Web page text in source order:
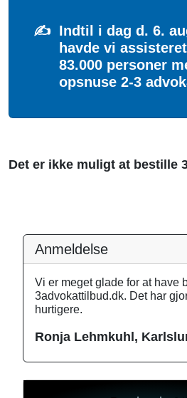
✍️ Indtil i dag d. 6.
havde vi
83.000 personer
opsnuse 2-3
Det er ikke muligt at bestille
Anmeldelse
Vi er meget glade for at have
3advokattilbud.dk. Det har
hurtigere.
Ronja Lehmkuhl,